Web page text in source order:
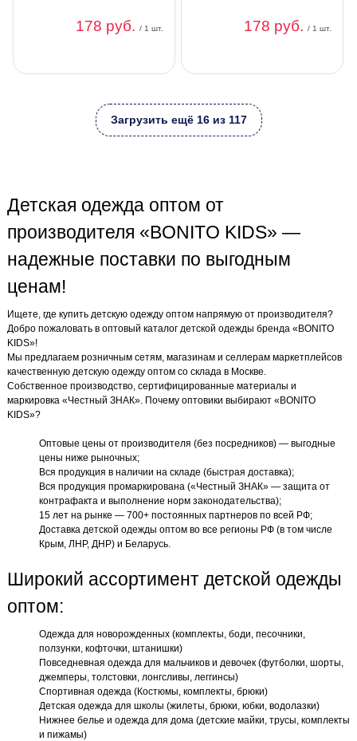
178 руб./ 1 шт. 178 руб./ 1 шт.
Загрузить ещё 16 из 117
Детская одежда оптом от
производителя «BONITO KIDS» —
надежные поставки по выгодным
ценам!
Ищете, где купить детскую одежду оптом напрямую от производителя?
Добро пожаловать в оптовый каталог детской одежды бренда «BONITO
KIDS»!
Мы предлагаем розничным сетям, магазинам и селлерам маркетплейсов
качественную детскую одежду оптом со склада в Москве.
Собственное производство, сертифицированные материалы и
маркировка «Честный ЗНАК». Почему оптовики выбирают «BONITO
KIDS»?
Оптовые цены от производителя (без посредников) — выгодные
цены ниже рыночных;
Вся продукция в наличии на складе (быстрая доставка);
Вся продукция промаркирована («Честный ЗНАК» — защита от
контрафакта и выполнение норм законодательства);
15 лет на рынке — 700+ постоянных партнеров по всей РФ;
Доставка детской одежды оптом во все регионы РФ (в том числе
Крым, ЛНР, ДНР) и Беларусь.
Широкий ассортимент детской одежды
оптом:
Одежда для новорожденных (комплекты, боди, песочники,
ползунки, кофточки, штанишки)
Повседневная одежда для мальчиков и девочек (футболки, шорты,
джемперы, толстовки, лонгсливы, леггинсы)
Спортивная одежда (Костюмы, комплекты, брюки)
Детская одежда для школы (жилеты, брюки, юбки, водолазки)
Нижнее белье и одежда для дома (детские майки, трусы, комплекты
и пижамы)